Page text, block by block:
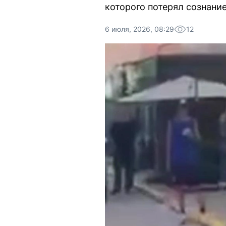
которого потерял
6 июля, 2026, 08:29 12